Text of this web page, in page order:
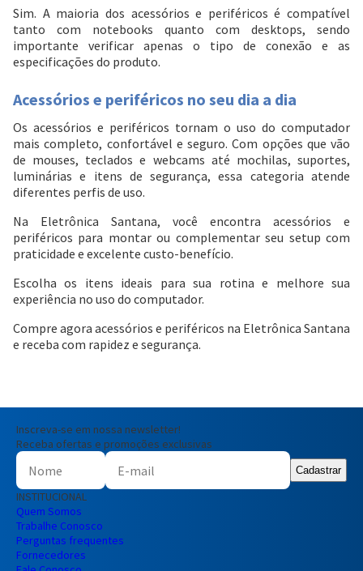
Sim. A maioria dos acessórios e periféricos é compatível
tanto com notebooks quanto com desktops, sendo
importante verificar apenas o tipo de conexão e as
especificações do produto.
Acessórios e periféricos no seu dia a dia
Os acessórios e periféricos tornam o uso do computador
mais completo, confortável e seguro. Com opções que vão
de mouses, teclados e webcams até mochilas, suportes,
luminárias e itens de segurança, essa categoria atende
diferentes perfis de uso.
Na Eletrônica Santana, você encontra acessórios e
periféricos para montar ou complementar seu setup com
praticidade e excelente custo-benefício.
Escolha os itens ideais para sua rotina e melhore sua
experiência no uso do computador.
Compre agora acessórios e periféricos na Eletrônica Santana
e receba com rapidez e segurança.
Inscreva-se em nossa newsletter!
Receba ofertas e promoções exclusivas
Cadastrar
INSTITUCIONAL
Quem Somos
Trabalhe Conosco
Perguntas frequentes
Fornecedores